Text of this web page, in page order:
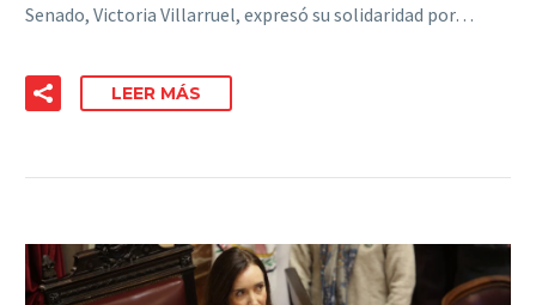
Senado, Victoria Villarruel, expresó su solidaridad por…
LEER MÁS